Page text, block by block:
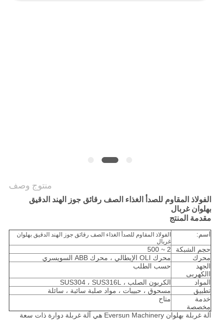
منتوج وصف
الفولاذ المقاوم للصدأ الغذاء الصف رقائق جوز الهند الدقيق
بهلوان غربال
مقدمة المنتج
اسم:
الفولاذ المقاوم للصدأ الغذاء الصف رقائق جوز الهند الدقيق بهلوان
غربال
حجم الشبكة
2 ~ 500
محرك
محرك OLI الإيطالي ، محرك ABB السويسري
الجهد
االكهربى
حسب الطلب
المواد
الكربون الصلب ، SUS304 ، SUS316L
تطبيق
مسحوق ، حبيبات ، مواد صلبة سائبة ، سائلة
خدمة
مخصصة
متاح
آلة غربلة بهلوان Eversun Machinery هي آلة غربلة دوارة ذات سعة